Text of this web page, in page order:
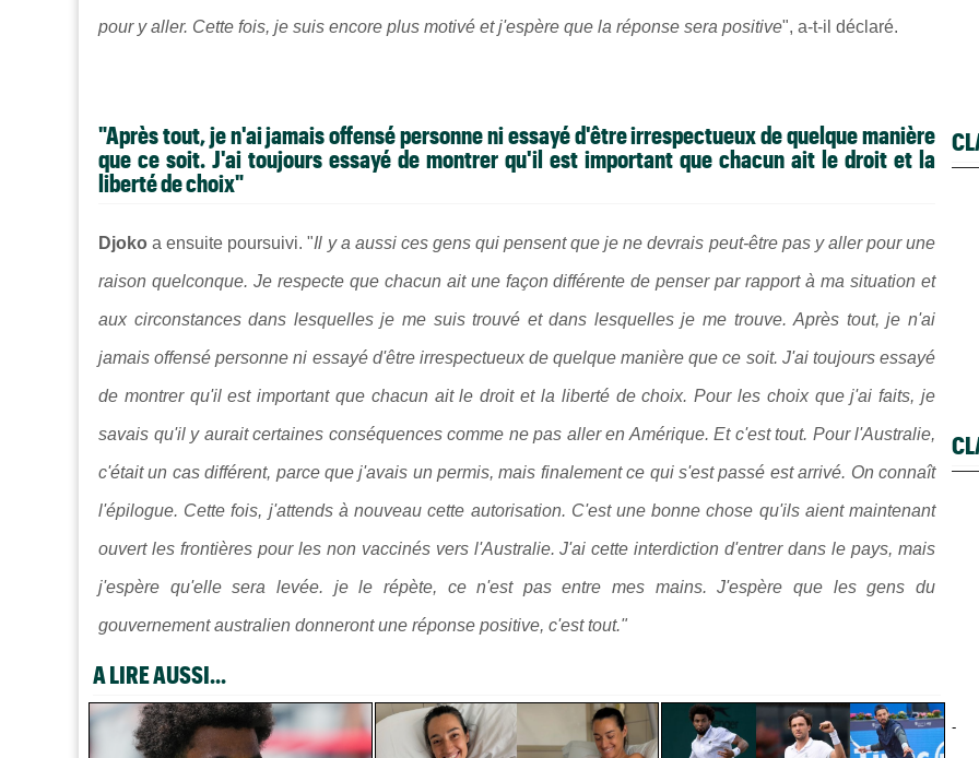
pour y aller. Cette fois, je suis encore plus motivé et j'espère que la réponse sera positive", a-t-il déclaré.
"Après tout, je n'ai jamais offensé personne ni essayé d'être irrespectueux de quelque manière
que ce soit. J'ai toujours essayé de montrer qu'il est important que chacun ait le droit et la
liberté de choix"
Djokoa ensuite poursuivi. "Il y a aussi ces gens qui pensent que je ne devrais peut-être pas y aller pour une
raison quelconque. Je respecte que chacun ait une façon différente de penser par rapport à ma situation et
aux circonstances dans lesquelles je me suis trouvé et dans lesquelles je me trouve. Après tout, je n'ai
jamais offensé personne ni essayé d'être irrespectueux de quelque manière que ce soit. J'ai toujours essayé
de montrer qu'il est important que chacun ait le droit et la liberté de choix. Pour les choix que j'ai faits, je
savais qu'il y aurait certaines conséquences comme ne pas aller en Amérique. Et c'est tout. Pour l'Australie,
c'était un cas différent, parce que j'avais un permis, mais finalement ce qui s'est passé est arrivé. On connaît
l'épilogue. Cette fois, j'attends à nouveau cette autorisation. C'est une bonne chose qu'ils aient maintenant
ouvert les frontières pour les non vaccinés vers l'Australie. J'ai cette interdiction d'entrer dans le pays, mais
j'espère qu'elle sera levée. je le répète, ce n'est pas entre mes mains. J'espère que les gens du
gouvernement australien donneront une réponse positive, c'est tout."
A LIRE AUSSI...
-